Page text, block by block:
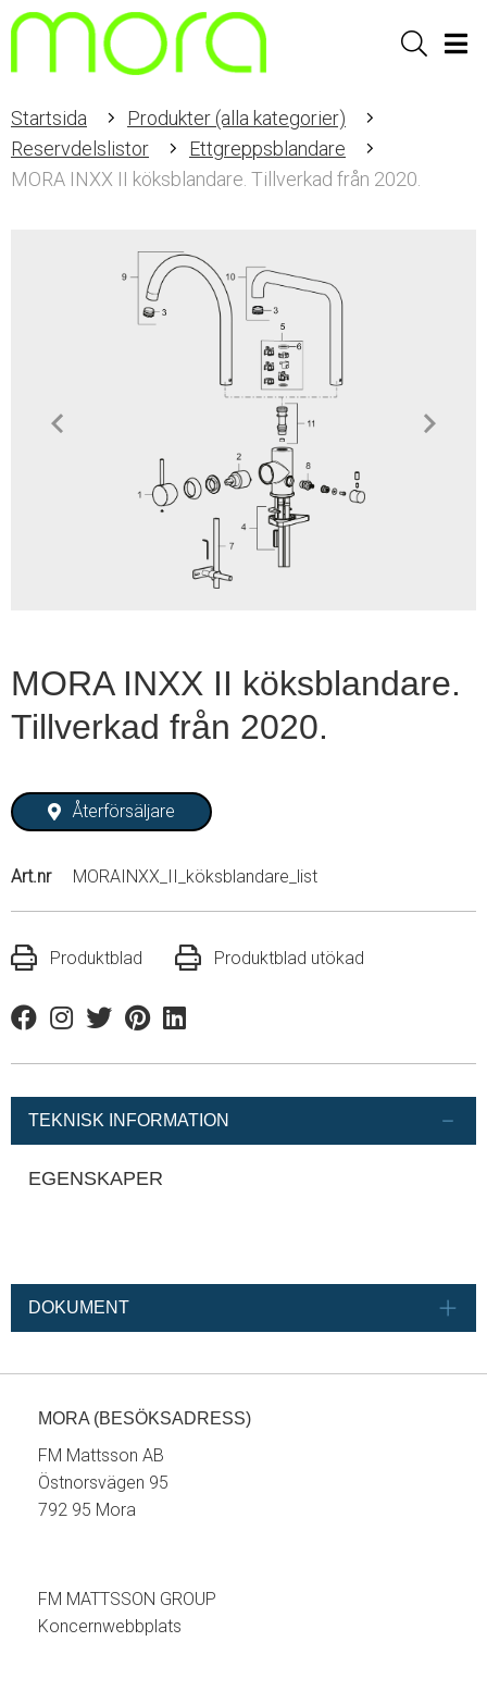
Sök
Startsida
Produkter (alla kategorier)
Reservdelslistor
Ettgreppsblandare
MORA INXX II köksblandare. Tillverkad från 2020.
MORA INXX II köksblandare.
Tillverkad från 2020.
Återförsäljare
Art.nr MORAINXX_II_köksblandare_list
Produktblad Produktblad utökad
FacebookInstagram
TwitterPinterestLinkedin
TEKNISK INFORMATION
EGENSKAPER
DOKUMENT
MORA (BESÖKSADRESS)
FM Mattsson AB
Östnorsvägen 95
792 95 Mora
FM MATTSSON GROUP
Koncernwebbplats